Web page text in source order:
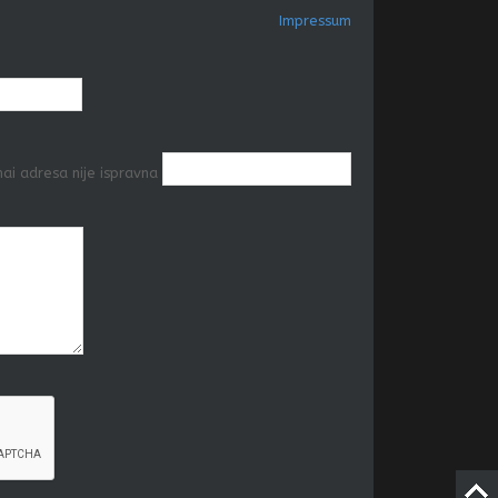
Impressum
adresa nije ispravna